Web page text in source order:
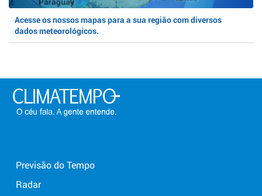
Acesse os nossos mapas para a sua região com diversos
dados meteorológicos.
Previsão do Tempo
Radar